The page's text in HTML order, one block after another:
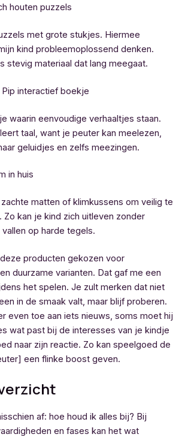
houten puzzels
met grote stukjes. Hiermee
kind probleemoplossend denken.
stevig materiaal dat lang meegaat.
Pip interactief boekje
waarin eenvoudige verhaaltjes staan.
taal, want je peuter kan meelezen,
geluidjes en zelfs meezingen.
in huis
zachte matten of klimkussens om veilig te
Zo kan je kind zich uitleven zonder
op harde tegels.
producten gekozen voor
duurzame varianten. Dat gaf me een
het spelen. Je zult merken dat niet
in de smaak valt, maar blijf proberen.
even toe aan iets nieuws, soms moet hij
wat past bij de interesses van je kindje
naar zijn reactie. Zo kan speelgoed de
een flinke boost geven.
af: hoe houd ik alles bij? Bij
en fases kan het wat